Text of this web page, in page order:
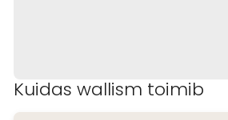
Kuidas wallism toimib